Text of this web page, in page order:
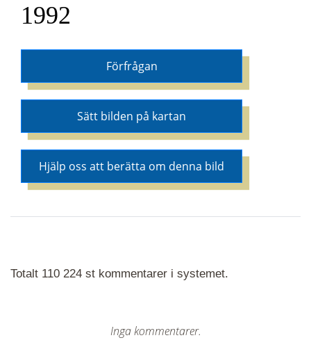
1992
Förfrågan
Sätt bilden på kartan
Hjälp oss att berätta om denna bild
Totalt 110 224 st kommentarer i systemet.
Inga kommentarer.